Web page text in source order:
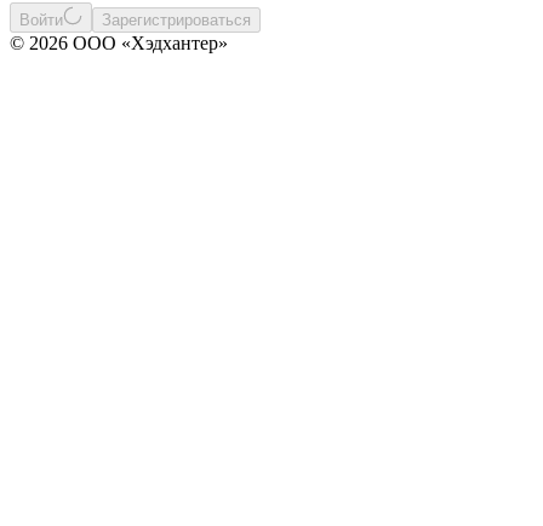
Войти Зарегистрироваться
© 2026 ООО «Хэдхантер»